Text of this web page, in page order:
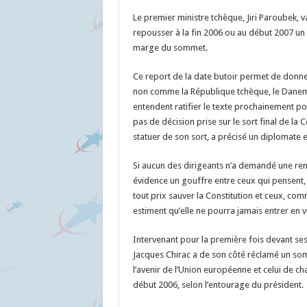
Le premier ministre tchèque, Jiri Paroubek,
repousser à la fin 2006 ou au début 2007
marge du sommet.
Ce report de la date butoir permet de
non comme la République tchèque, le
entendent ratifier le texte prochainement
pas de décision prise sur le sort final de la
statuer de son sort, a précisé un diplomate
Si aucun des dirigeants n’a demandé une
évidence un gouffre entre ceux qui
tout prix sauver la Constitution et ceux,
estiment qu’elle ne pourra jamais entrer en
Intervenant pour la première fois devant
Jacques Chirac a de son côté réclamé un
l’avenir de l’Union européenne et celui de
début 2006, selon l’entourage du président.